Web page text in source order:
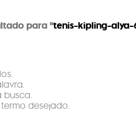
para "tenis-kipling-alya-
busca.
desejado.